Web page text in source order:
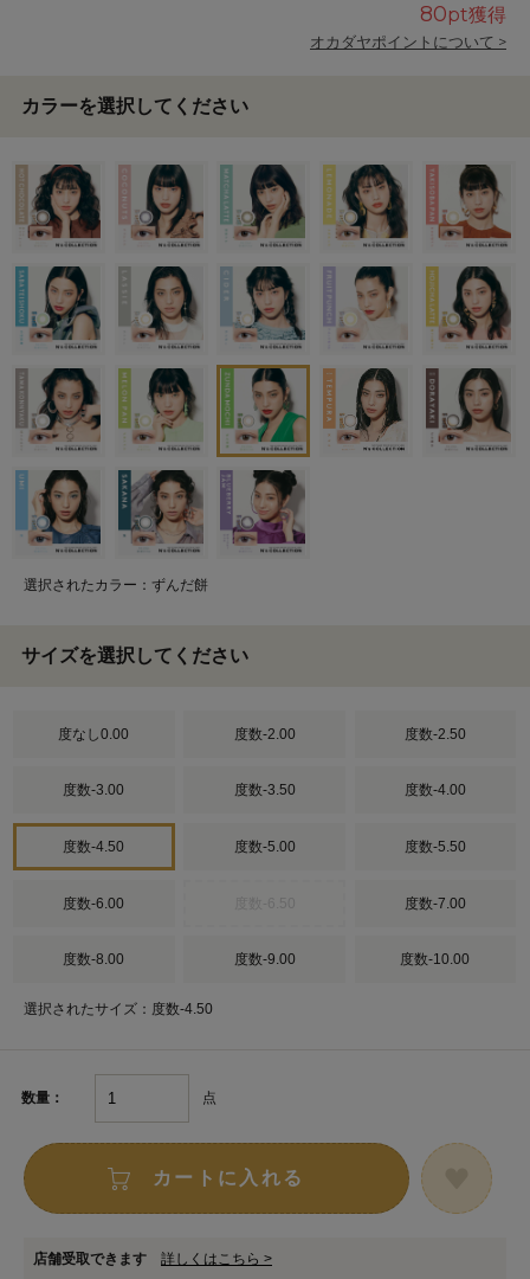
80pt獲得
オカダヤポイントについて >
カラーを選択してください
選択されたカラー：ずんだ餅
サイズを選択してください
度なし0.00 度数-2.00 度数-2.50
度数-3.00 度数-3.50 度数-4.00
度数-4.50 度数-5.00 度数-5.50
度数-6.00 度数-7.00
度数-8.00 度数-9.00 度数-10.00
選択されたサイズ：度数-4.50
数量： 点
カートに入れる
店舗受取できます 詳しくはこちら >